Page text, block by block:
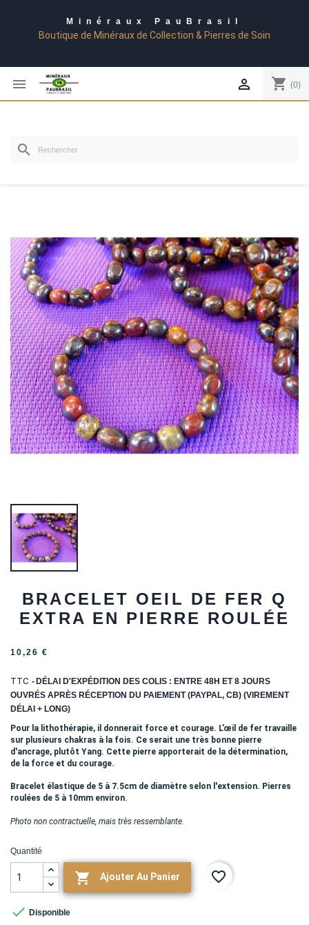
Minéraux PauBrasil
Boutique de Minéraux de Collection & Pierres de Soin
 shopping_cart (0)

search
BRACELET OEIL DE FER Q
EXTRA EN PIERRE ROULÉE
10,26 €
TTC
DÉLAI D'EXPÉDITION DES COLIS : ENTRE 48H ET 8 JOURS
OUVRÉS APRÈS RÉCEPTION DU PAIEMENT (PAYPAL, CB) (VIREMENT
DÉLAI + LONG)
Pour la lithothérapie, il donnerait force et courage. L’œil de fer travaille
sur plusieurs chakras à la fois. Ce serait une très bonne pierre
d'ancrage, plutôt Yang. Cette pierre apporterait de la détermination,
de la force et du courage.
Bracelet élastique de 5 à 7.5cm de diamètre selon l'extension. Pierres
roulées de 5 à 10mm environ.
Photo non contractuelle, mais très ressemblante.
Quantité
 Ajouter Au Panier favorite_border
 Disponible